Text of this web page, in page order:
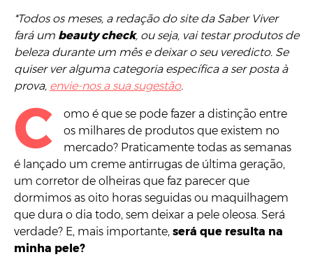
*Todos os meses, a redação do site da Saber Viver
fará um beauty check, ou seja, vai testar produtos de
beleza durante um mês e deixar o seu veredicto. Se
quiser ver alguma categoria específica a ser posta à
prova, envie-nos a sua sugestão.
C
omo é que se pode fazer a distinção entre
os milhares de produtos que existem no
mercado? Praticamente todas as semanas
é lançado um creme antirrugas de última geração,
um corretor de olheiras que faz parecer que
dormimos as oito horas seguidas ou maquilhagem
que dura o dia todo, sem deixar a pele oleosa. Será
verdade? E, mais importante, será que resulta na
minha pele?